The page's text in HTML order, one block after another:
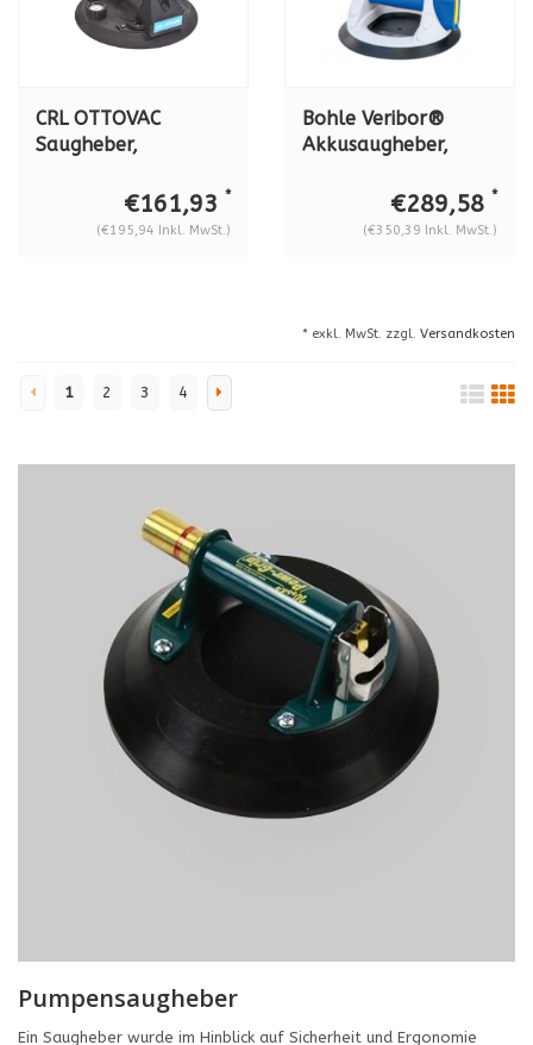
CRL OTTOVAC
Saugheber,
100 kg, (ø 200 mm)
€161,93 *
(€195,94 Inkl. MwSt.)
Bohle Veribor®
Akkusaugheber,
€289,58 *
(€350,39 Inkl. MwSt.)
* exkl. MwSt. zzgl. Versandkosten
1 2 3 4
Pumpensaugheber
Ein Saugheber wurde im Hinblick auf Sicherheit und Ergonomie